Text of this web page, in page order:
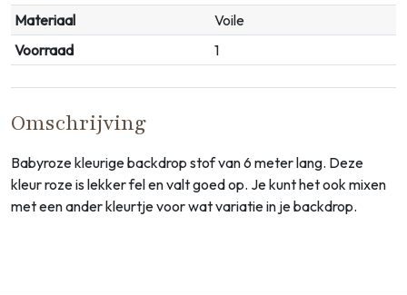
Materiaal
Voile
Voorraad
1
Omschrijving
Babyroze kleurige backdrop stof van 6 meter lang. Deze
kleur roze is lekker fel en valt goed op. Je kunt het ook mixen
met een ander kleurtje voor wat variatie in je backdrop.